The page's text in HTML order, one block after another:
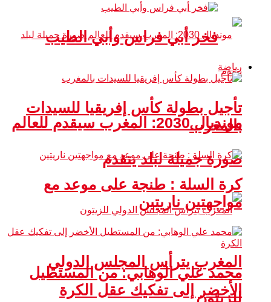
مونديال 2030: المغرب سيقدم للعالم
صورة جميلة لبلد يتقدم
المغرب يترأس المجلس الدولي
للزيتون
فخر أبي فراس وأبي الطيب
رياضة
تأجيل بطولة كأس إفريقيا للسيدات
بالمغرب
كرة السلة : طنجة على موعد مع
مواجهتين ناريتين
محمد علي الوهابي: من المستطيل
الأخضر إلى تفكيك عقل الكرة